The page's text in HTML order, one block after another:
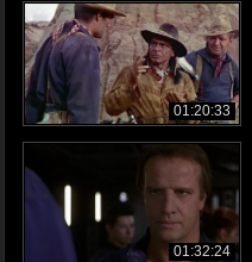
01:20:33
01:32:24